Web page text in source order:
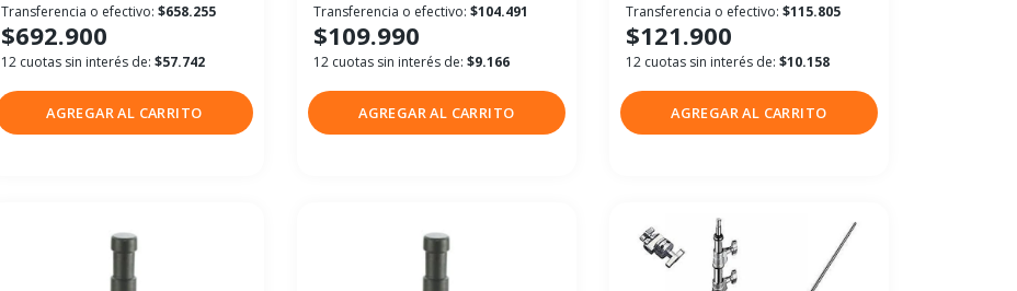
Transferencia o efectivo: $658.255
$692.900
12 cuotas sin interés de: $57.742
AGREGAR AL CARRITO
Transferencia o efectivo: $104.491
$109.990
12 cuotas sin interés de: $9.166
AGREGAR AL CARRITO
Transferencia o efectivo: $115.805
$121.900
12 cuotas sin interés de: $10.158
AGREGAR AL CARRITO